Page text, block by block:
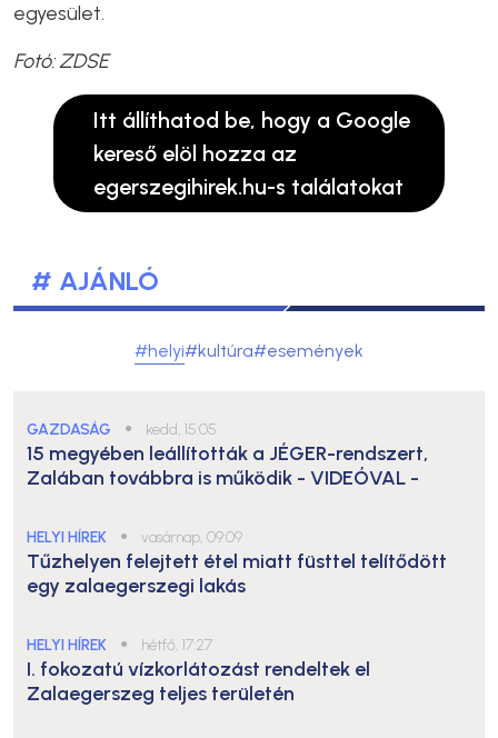
egyesület.
Fotó: ZDSE
Itt állíthatod be, hogy a Google
kereső elöl hozza az
egerszegihirek.hu-s találatokat
# AJÁNLÓ
#helyi#kultúra#események
GAZDASÁG ● kedd, 15:05
15 megyében leállították a JÉGER-rendszert,
Zalában továbbra is működik - VIDEÓVAL -
HELYI HÍREK ● vasárnap, 09:09
Tűzhelyen felejtett étel miatt füsttel telítődött
egy zalaegerszegi lakás
HELYI HÍREK ● hétfő, 17:27
I. fokozatú vízkorlátozást rendeltek el
Zalaegerszeg teljes területén